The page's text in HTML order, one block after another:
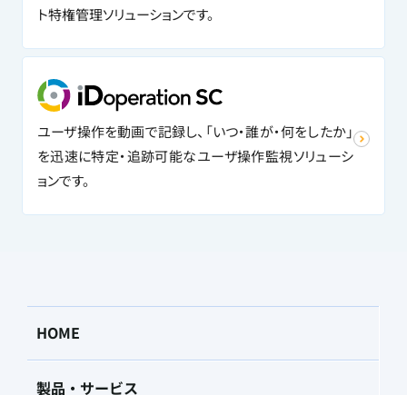
ト特権管理ソリューションです。
ユーザ操作を動画で記録し、「いつ・誰が・何をしたか」
を迅速に特定・追跡可能なユーザ操作監視ソリューシ
ョンです。
HOME
製品・サービス